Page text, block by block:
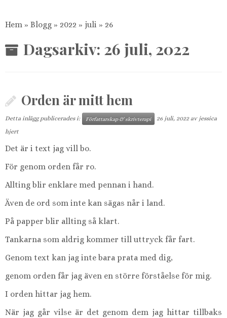
Hem » Blogg » 2022 » juli » 26
Dagsarkiv: 26 juli, 2022
Orden är mitt hem
Detta inlägg publicerades i: Författarskap & skrivterapi 26 juli, 2022 av jessica
hjert
Det är i text jag vill bo.
För genom orden får ro.
Allting blir enklare med pennan i hand.
Även de ord som inte kan sägas når i land.
På papper blir allting så klart.
Tankarna som aldrig kommer till uttryck får fart.
Genom text kan jag inte bara prata med dig,
genom orden får jag även en större förståelse för mig.
I orden hittar jag hem.
När jag går vilse är det genom dem jag hittar tillbaks